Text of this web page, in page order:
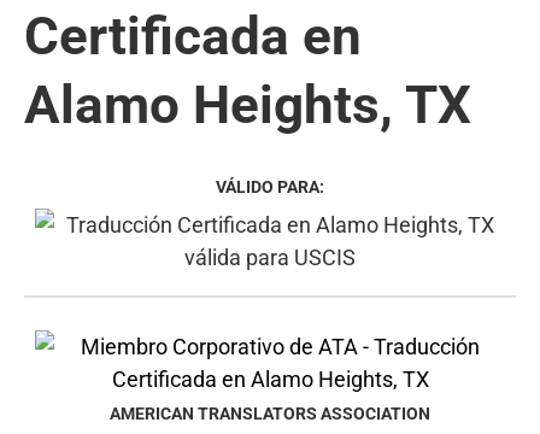
Certificada en
Alamo Heights, TX
VÁLIDO PARA:
AMERICAN TRANSLATORS ASSOCIATION